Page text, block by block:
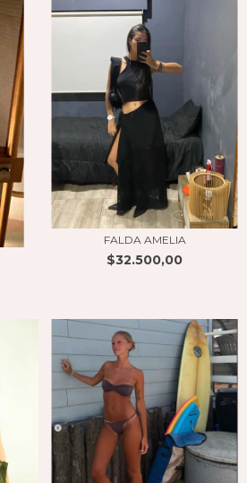
FALDA AMELIA
$32.500,00